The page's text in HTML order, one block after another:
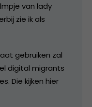
van lady
zie ik als
gebruiken zal
digital migrants
Die kijken hier